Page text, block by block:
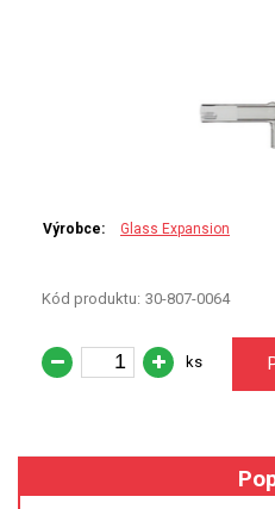
SPECIÁLNÍ APLIKACE
XRF
Výrobce: Glass Expansion
Kód produktu: 30-807-0064
ks